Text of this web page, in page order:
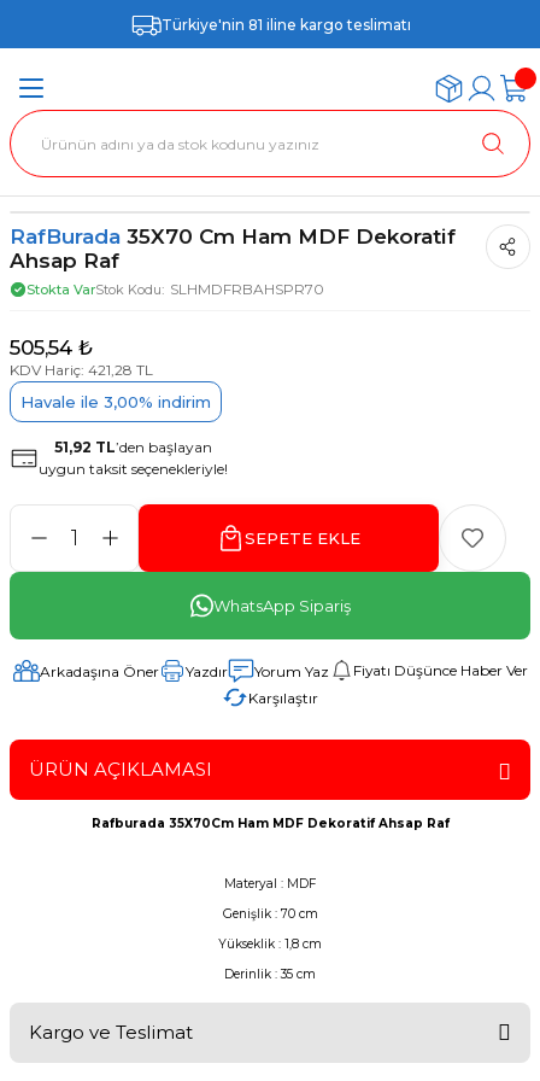
Türkiye'nin 81 iline kargo teslimatı
RafBurada 35X70 Cm Ham MDF Dekoratif
Ahsap Raf
Stokta VarStok Kodu SLHMDFRBAHSPR70
505,54 ₺
KDV Hariç: 421,28 TL
Havale ile 3,00% indirim
51,92 TL’den başlayan
uygun taksit seçenekleriyle!
SEPETE EKLE
WhatsApp Sipariş
Arkadaşına Öner Yazdır Yorum Yaz
Fiyatı Düşünce Haber Ver
Karşılaştır
ÜRÜN AÇIKLAMASI
Rafburada 35X70Cm Ham MDF Dekoratif Ahsap Raf
Materyal : MDF
Genişlik : 70 cm
Yükseklik : 1,8 cm
Derinlik : 35 cm
Kargo ve Teslimat